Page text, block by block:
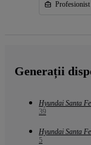
Profesionist
Generații
Hyundai Santa
39
Hyundai Santa
5